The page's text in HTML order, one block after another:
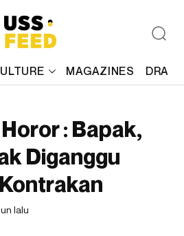
MAGAZINES
: Bapak,
Diganggu
lalu